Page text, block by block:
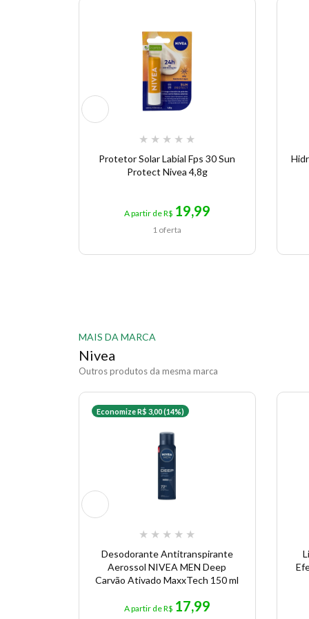
★ ★ ★ ★ ★
Protetor Solar Labial Fps 30 Sun
Protect Nivea 4,8g
A partir de R$ 19,99
1 oferta
MAIS DA MARCA
Nivea
Outros produtos da mesma marca
Economize R$ 3,00 (14%)
★ ★ ★ ★ ★
Desodorante Antitranspirante
Aerossol NIVEA MEN Deep
Carvão Ativado MaxxTech 150 ml
A partir de R$ 17,99